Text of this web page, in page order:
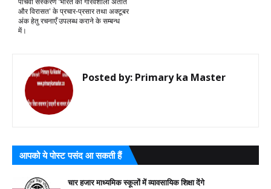
और विरासत' के प्रचार-प्रसार तथा अक्टूबर
अंक हेतु रचनाएँ उपलब्ध कराने के सम्बन्ध
में।
Posted by: Primary ka Master
आपको ये पोस्ट पसंद आ सकती हैं
चार हजार माध्यमिक स्कूलों में व्यावसायिक शिक्षा देंगे